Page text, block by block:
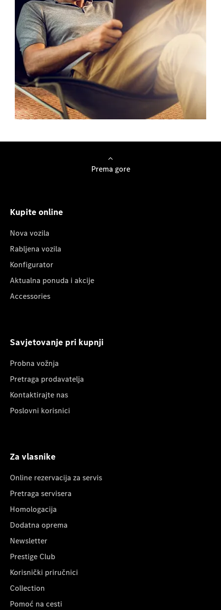
Prema gore
Kupite online
Nova vozila
Rabljena vozila
Konfigurator
Aktualna ponuda i akcije
Accessories
Savjetovanje pri kupnji
Probna vožnja
Pretraga prodavatelja
Kontaktirajte nas
Poslovni korisnici
Za vlasnike
Online rezervacija za servis
Pretraga servisera
Homologacija
Dodatna oprema
Newsletter
Prestige Club
Korisnički priručnici
Collection
Pomoć na cesti